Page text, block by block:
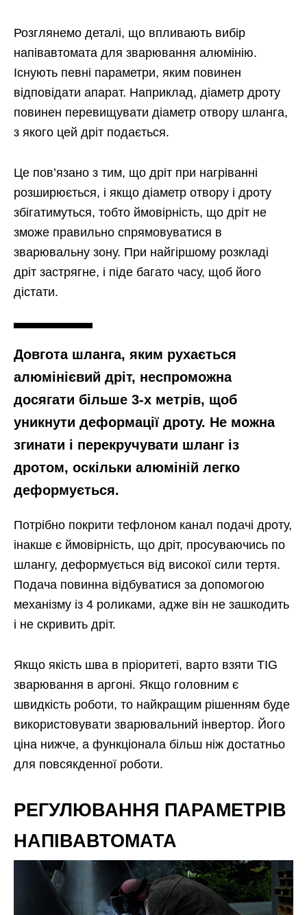
Розглянемо деталі, що впливають вибір
напівавтомата для зварювання алюмінію.
Існують певні параметри, яким повинен
відповідати апарат. Наприклад, діаметр дроту
повинен перевищувати діаметр отвору шланга,
з якого цей дріт подається.
Це пов’язано з тим, що дріт при нагріванні
розширюється, і якщо діаметр отвору і дроту
збігатимуться, тобто ймовірність, що дріт не
зможе правильно спрямовуватися в
зварювальну зону. При найгіршому розкладі
дріт застрягне, і піде багато часу, щоб його
дістати.
Довгота шланга, яким рухається
алюмінієвий дріт, неспроможна
досягати більше 3-х метрів, щоб
уникнути деформації дроту. Не можна
згинати і перекручувати шланг із
дротом, оскільки алюміній легко
деформується.
Потрібно покрити тефлоном канал подачі дроту,
інакше є ймовірність, що дріт, просуваючись по
шлангу, деформується від високої сили тертя.
Подача повинна відбуватися за допомогою
механізму із 4 роликами, адже він не зашкодить
і не скривить дріт.
Якщо якість шва в пріоритеті, варто взяти TIG
зварювання в аргоні. Якщо головним є
швидкість роботи, то найкращим рішенням буде
використовувати зварювальний інвертор. Його
ціна нижче, а функціонала більш ніж достатньо
для повсякденної роботи.
РЕГУЛЮВАННЯ ПАРАМЕТРІВ
НАПІВАВТОМАТА